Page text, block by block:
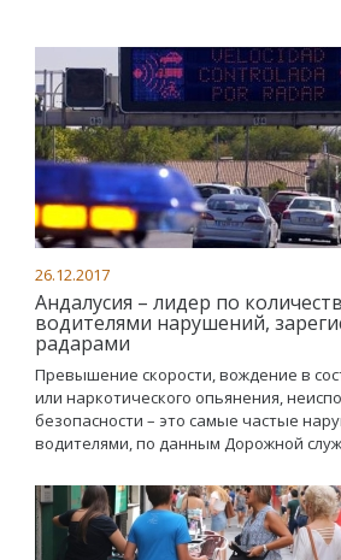
26.12.2017
Андалусия – лидер по
водителями нарушений,
радарами
Превышение скорости, вождение в
или наркотического опьянения,
безопасности – это самые частые
водителями, по данным Дорожной